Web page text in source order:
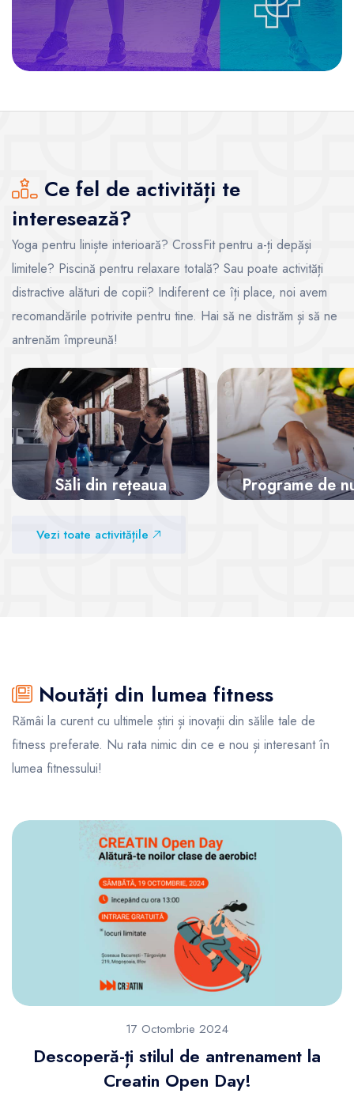
Ce fel de activități te
interesează?
Yoga pentru liniște interioară? CrossFit pentru a-ți depăși
limitele? Piscină pentru relaxare totală? Sau poate activități
distractive alături de copii? Indiferent ce îți place, noi avem
recomandările potrivite pentru tine. Hai să ne distrăm și să ne
antrenăm împreună!
Săli din rețeaua
SanoPass
Programe de
Vezi toate activitățile
Noutăți din lumea fitness
Rămâi la curent cu ultimele știri și inovații din sălile tale de
fitness preferate. Nu rata nimic din ce e nou și interesant în
lumea fitnessului!
17 Octombrie 2024
Descoperă-ți stilul de antrenament la
Creatin Open Day!